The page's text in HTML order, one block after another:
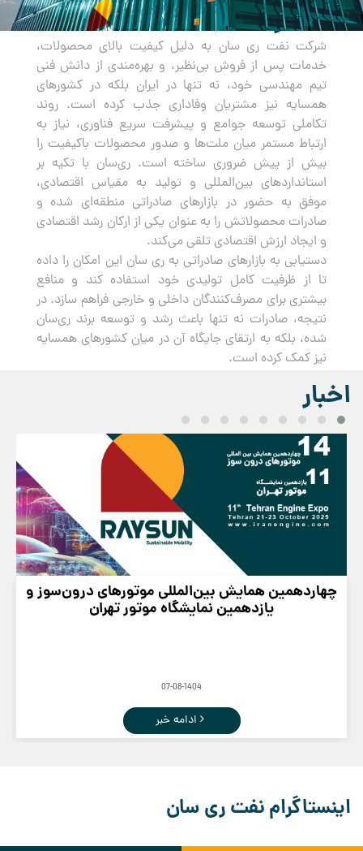
صادرات
شرکت نفت ری سان به دلیل کیفیت بالای محصولات،
خدمات پس از فروش بی‌نظیر، و بهره‌مندی از دانش فنی
تیم مهندسی خود، نه تنها در ایران بلکه در کشورهای
همسایه نیز مشتریان وفاداری جذب کرده است. روند
تکاملی توسعه جوامع و پیشرفت سریع فناوری، نیاز به
ارتباط مستمر میان ملت‌ها و صدور محصولات باکیفیت را
بیش از پیش ضروری ساخته است. ری‌سان با تکیه بر
استانداردهای بین‌المللی و تولید به مقیاس اقتصادی،
موفق به حضور در بازارهای صادراتی منطقه‌ای شده و
صادرات محصولاتش را به عنوان یکی از ارکان رشد اقتصادی
و ایجاد ارزش اقتصادی تلقی می‌کند.
دستیابی به بازارهای صادراتی به ری سان این امکان را داده
تا از ظرفیت کامل تولیدی خود استفاده کند و منافع
بیشتری برای مصرف‌کنندگان داخلی و خارجی فراهم سازد. در
نتیجه، صادرات نه تنها باعث رشد و توسعه برند ری‌سان
شده، بلکه به ارتقای جایگاه آن در میان کشورهای همسایه
نیز کمک کرده است.
اخبار
چهاردهمین همایش بین‌المللی موتورهای درون‌سوز و
یازدهمین نمایشگاه موتور تهران
07-08-1404
ادامه خبر
اینستاگرام نفت ری سان